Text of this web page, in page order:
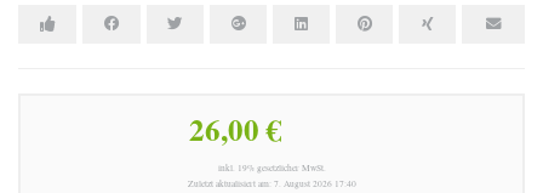
26,00 €
inkl. 19% gesetzlicher MwSt.
Zuletzt aktualisiert am: 7. August 2026 17:40